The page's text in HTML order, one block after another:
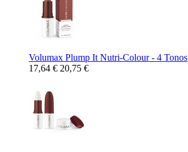
Volumax Plump It Nutri-Colour - 4 Tonos
17,64 € 20,75 €